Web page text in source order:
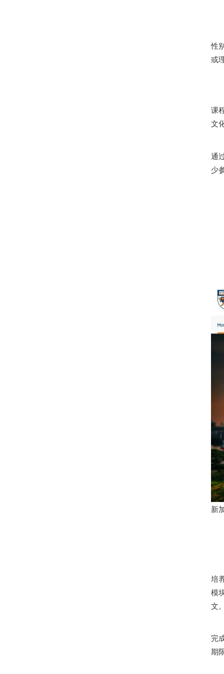
性
或
课
文
通
少
新
培
模
文
完
期